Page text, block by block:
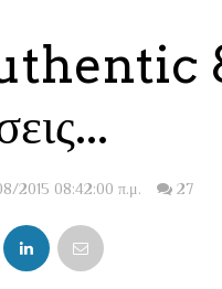
2015 08:42:00 π.μ. 27